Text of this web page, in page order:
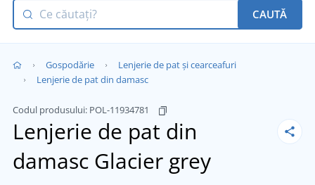
CAUTĂ
Gospodărie
Lenjerie de pat și cearceafuri
Lenjerie de pat din damasc
Codul produsului: POL-11934781
Lenjerie de pat din
damasc Glacier grey